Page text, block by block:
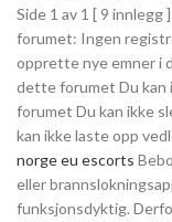
Side 1 av 1 [ 9
forumet: Ingen
opprette nye emner i
dette forumet Du kan
forumet Du kan ikke
kan ikke laste opp
norge eu escorts
eller
funksjonsdyktig.